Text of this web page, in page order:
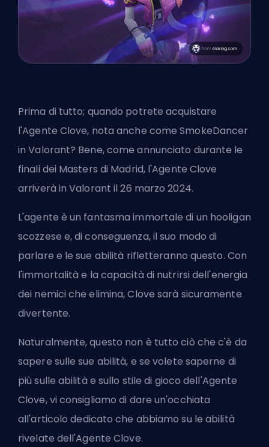
Prima di tutto; quando potrete acquistare
l'Agente Clove, nota anche come SmokeDancer
in Valorant? Bene, come annunciato durante le
finali dei Masters di Madrid, l'Agente Clove
arriverà in Valorant il 26 marzo 2024.
L'agente è un fantasma immortale di un hooligan
scozzese e, di conseguenza, il suo modo di
parlare e le sue abilità rifletteranno questo. Con
l'immortalità e la capacità di nutrirsi dell'energia
dei nemici che elimina, Clove sarà sicuramente
divertente.
Naturalmente, questo non è tutto ciò che c'è da
sapere sulle sue abilità, e se volete saperne di
più sulle abilità e sullo stile di gioco dell'Agente
Clove, vi consigliamo di dare un'occhiata
all'articolo dedicato che abbiamo su le abilità
rivelate dell'Agente Clove.